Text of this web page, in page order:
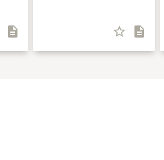
description star_border description